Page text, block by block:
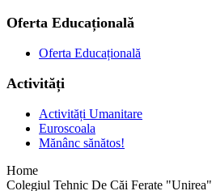
Oferta Educațională
Oferta Educațională
Activități
Activități Umanitare
Euroscoala
Mănânc sănătos!
Home
Colegiul Tehnic De Căi Ferate "Unirea"